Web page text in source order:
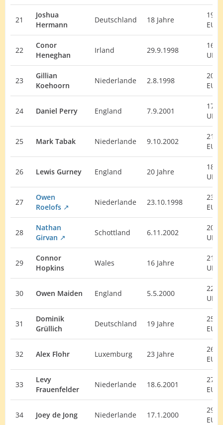
21
Joshua
Hermann
Deutschland 18 Jahre
19.
EU
22
Conor
Heneghan
Irland 29.9.1998
16.
UK
23
Gillian
Koehoorn
Niederlande 2.8.1998
20.
EU
24 Daniel Perry England 7.9.2001
17.
UK
25 Mark Tabak Niederlande 9.10.2002
21.
EU
26 Lewis Gurney England 20 Jahre
18.
UK
27
Owen
Roelofs
Niederlande 23.10.1998
23.
EU
28
Nathan
Girvan
Schottland 6.11.2002
20.
UK
29
Connor
Hopkins
Wales 16 Jahre
21.
UK
30 Owen Maiden England 5.5.2000
22.
UK
31
Dominik
Grüllich
Deutschland 19 Jahre
25.
EU
32 Alex Flohr Luxemburg 23 Jahre
26.
EU
33
Levy
Frauenfelder
Niederlande 18.6.2001
27.
EU
34 Joey de Jong Niederlande 17.1.2000
29.
EU